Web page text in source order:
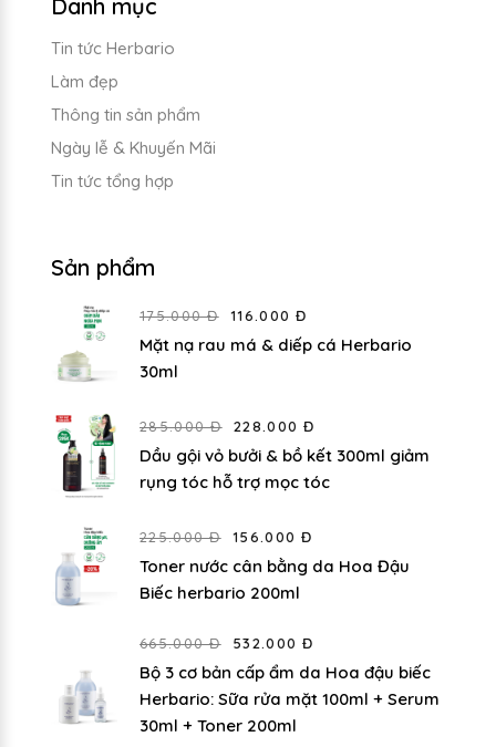
Danh mục
Tin tức Herbario
Làm đẹp
Thông tin sản phẩm
Ngày lễ & Khuyến Mãi
Tin tức tổng hợp
Sản phẩm
175.000 Đ 116.000 Đ
Mặt nạ rau má & diếp cá Herbario
30ml
285.000 Đ 228.000 Đ
Dầu gội vỏ bưởi & bồ kết 300ml giảm
rụng tóc hỗ trợ mọc tóc
225.000 Đ 156.000 Đ
Toner nước cân bằng da Hoa Đậu
Biếc herbario 200ml
665.000 Đ 532.000 Đ
Bộ 3 cơ bản cấp ẩm da Hoa đậu biếc
Herbario: Sữa rửa mặt 100ml + Serum
30ml + Toner 200ml